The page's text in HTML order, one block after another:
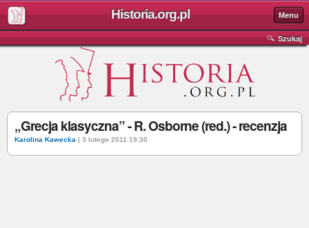
Historia.org.pl Menu
Szukaj
„Grecja klasyczna” - R. Osborne (red.) - recenzja
Karolina Kawecka | 3 lutego 2011 19:30